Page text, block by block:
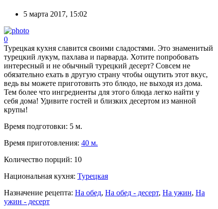
5 марта 2017, 15:02
0
Турецкая кухня славится своими сладостями. Это знаменитый
турецкий лукум, пахлава и парварда. Хотите попробовать
интересный и не обычный турецкий десерт? Совсем не
обязательно ехать в другую страну чтобы ощутить этот вкус,
ведь вы можете приготовить это блюдо, не выходя из дома.
Тем более что ингредиенты для этого блюда легко найти у
себя дома! Удивите гостей и близких десертом из манной
крупы!
Время подготовки: 5 м.
Время приготовления: 40 м.
Количество порций: 10
Национальная кухня: Турецкая
Назначение рецепта: На обед, На обед - десерт, На ужин, На
ужин - десерт